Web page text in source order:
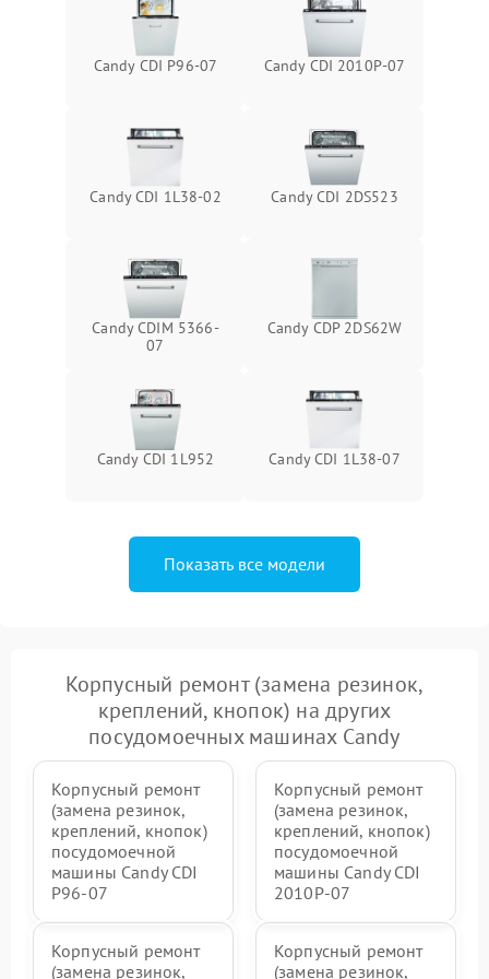
Candy CDI P96-07 Candy CDI 2010P-07
Candy CDI 1L38-02 Candy CDI 2DS523
Candy CDIM 5366-
07
Candy CDP 2DS62W
Candy CDI 1L952 Candy CDI 1L38-07
Показать все модели
Корпусный ремонт (замена резинок,
креплений, кнопок) на других
посудомоечных машинах Candy
Корпусный ремонт
(замена резинок,
креплений, кнопок)
посудомоечной
машины Candy CDI
P96-07
Корпусный ремонт
(замена резинок,
креплений, кнопок)
посудомоечной
машины Candy CDI
2010P-07
Корпусный ремонт
(замена резинок,
Корпусный ремонт
(замена резинок,